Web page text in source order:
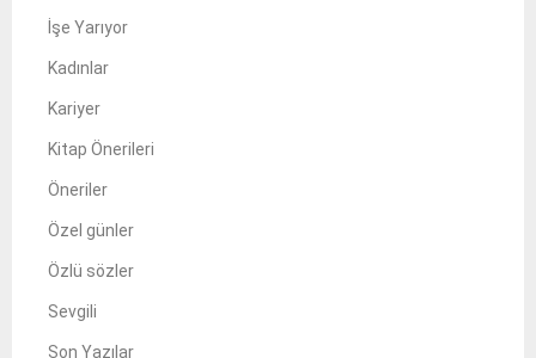
İşe Yarıyor
Kadınlar
Kariyer
Kitap Önerileri
Öneriler
Özel günler
Özlü sözler
Sevgili
Son Yazılar